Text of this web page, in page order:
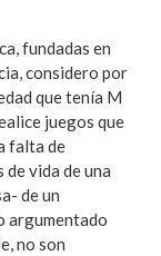
fundadas en
considero por
que tenía M
juegos que
falta de
vida de una
de un
argumentado
no son